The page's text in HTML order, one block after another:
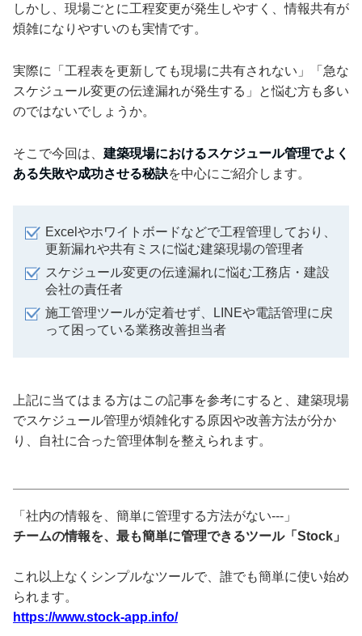
しかし、現場ごとに工程変更が発生しやすく、情報共有が
煩雑になりやすいのも実情です。
実際に「工程表を更新しても現場に共有されない」「急な
スケジュール変更の伝達漏れが発生する」と悩む方も多い
のではないでしょうか。
そこで今回は、 建築現場におけるスケジュール管理でよく
ある失敗や成功させる秘訣を中心にご紹介します。
Excelやホワイトボードなどで工程管理しており、
更新漏れや共有ミスに悩む建築現場の管理者
スケジュール変更の伝達漏れに悩む工務店・建設
会社の責任者
施工管理ツールが定着せず、LINEや電話管理に戻
って困っている業務改善担当者
上記に当てはまる方はこの記事を参考にすると、建築現場
でスケジュール管理が煩雑化する原因や改善方法が分か
り、自社に合った管理体制を整えられます。
「社内の情報を、簡単に管理する方法がない---」
チームの情報を、最も簡単に管理できるツール「Stock」
これ以上なくシンプルなツールで、誰でも簡単に使い始め
られます。
https://www.stock-app.info/